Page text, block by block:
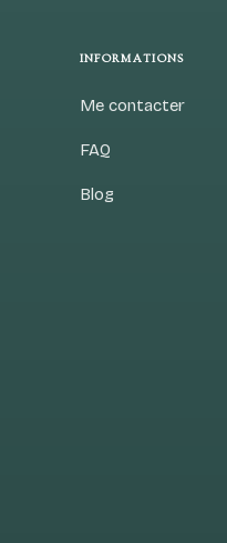
INFORMATIONS
Me contacter
FAQ
Blog